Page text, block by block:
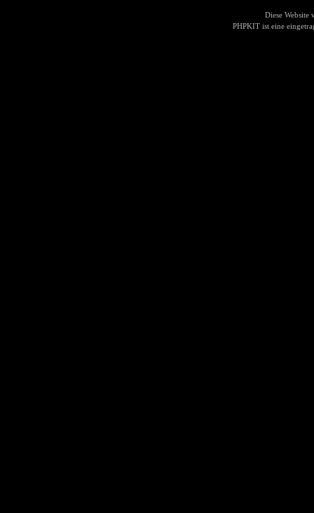
Diese Website
PHPKIT ist eine